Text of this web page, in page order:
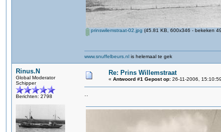
prinswilemstraat-02.jpg (45.81 KB, 600x346 - bekeken
www.snuffelbeurs.nl is helemaal te gek
Rinus.N
Global Moderator
Schipper
Berichten: 2798
Re: Prins Willemstraat
« Antwoord #1 Gepost op: 26-11-2006,
..